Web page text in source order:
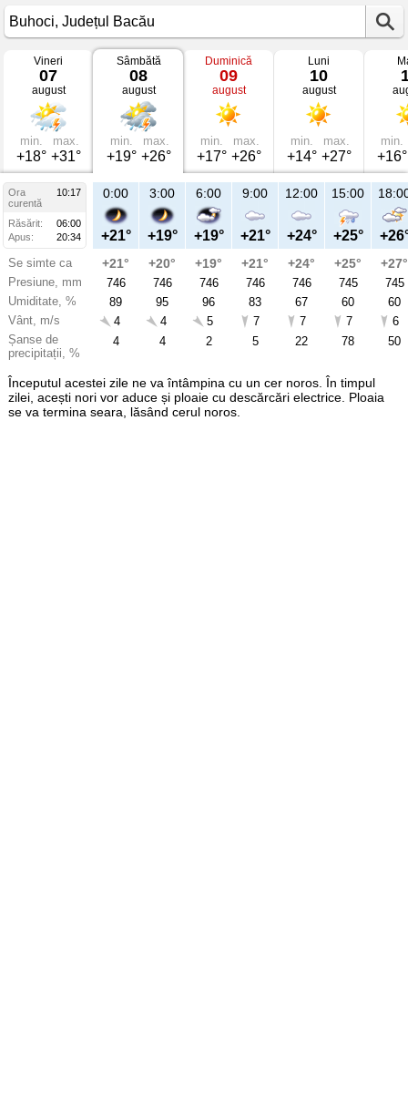
Vremea
Buhoci
mâine
Județul
Bacău
Vineri
07
august
min.
+18°
max.
+31°
Sâmbătă
08
august
min.
+19°
max.
+26°
Duminică
09
august
min.
+17°
max.
+26°
Luni
10
august
min.
+14°
max.
+27°
min.
+16°
Ora
10:17
curentă
Răsărit:
06:00
Apus:
20:34
Se simte ca
Presiune, mm
Umiditate, %
Vânt, m/s
Șanse de
precipitații, %
21:00
+22°
+22°
746
76
3
31
Sâ
aug
0:00
+21°
+21°
746
89
4
4
3:00
+19°
+20°
746
95
4
4
6:00
+19°
+19°
746
96
5
2
9:00
+21°
+21°
746
83
7
5
12:00
+24°
+24°
746
67
7
22
15:00
+25°
+25°
745
60
7
78
+27°
745
60
6
50
Începutul acestei zile ne va întâmpina cu un cer noros. În timpul
zilei, acești nori vor aduce și ploaie cu descărcări electrice. Ploaia
se va termina seara, lăsând cerul noros.